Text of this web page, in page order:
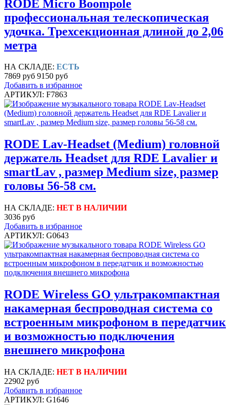
RODE Micro Boompole
профессиональная телескопическая
удочка. Трехсекционная длиной до 2,06
метра
НА СКЛАДЕ: ЕСТЬ
7869 руб 9150 руб
Добавить в избранное
АРТИКУЛ: F7863
RODE Lav-Headset (Medium) головной
держатель Headset для RDE Lavalier и
smartLav , размер Medium size, размер
головы 56-58 см.
НА СКЛАДЕ: НЕТ В НАЛИЧИИ
3036 руб
Добавить в избранное
АРТИКУЛ: G0643
RODE Wireless GO ультракомпактная
накамерная беcпроводная система со
встроенным микрофоном в передатчик
и возможностью подключения
внешнего микрофона
НА СКЛАДЕ: НЕТ В НАЛИЧИИ
22902 руб
Добавить в избранное
АРТИКУЛ: G1646